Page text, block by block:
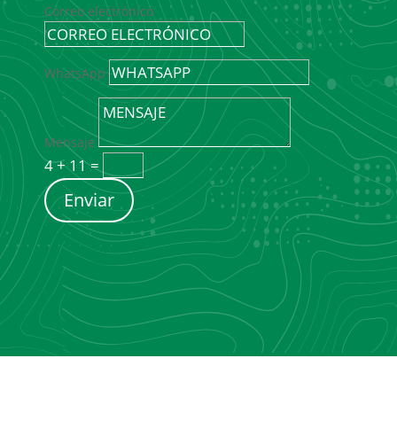
Correo electrónico
WhatsApp
Mensaje
4 + 11=
Enviar